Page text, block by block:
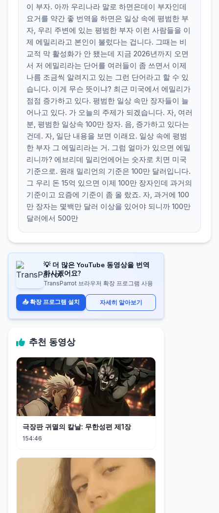
이 부자. 아까 우리나라 말로 하면은데이 부자인데
요거를 약간 좋 번역을 하면은 일상 속에 평범한 부
자, 우리 주변에 있는 평범한 부자 이런 사람들을 이
제 에밀리라고 본인이 불렀다는 겁니다. 그때는 비
교적 막 활성화가 안 됐는데 지금 2026년까지 오면
서 저 에밀리라는 단어를 여러들이 좀 쓰면서 이제
나름 조금씩 알려지고 있는 그런 단어라고 할 수 있
습니다. 이게 무슨 뜻이냐? 최근 미국에서 에밀리가
점점 증가하고 있다. 평범한 일상 속만 장자들이 늘
어나고 있다. 가 오늘의 주제가 되겠습니다. 자, 여러
분, 평범한 일상속 100만 장자. 음, 증가하고 있다는
건데. 자, 일단 내용을 보면 이래요. 일상 속에 평범
한 부자 그 에밀리라는 거. 그럼 얼마가 있으면 에밀
리니까? 에브리데 밀리언에어는 숫자로 치면 미국
기준으로. 원래 밀리언의 기준은 100만 달러입니다.
그 우리 돈 15억 있으면 이제 100만 장자인데 과거의
기준이고 요즘에 기준이 좀 올 랐죠. 자, 과거에 100
만 장자는 몇백만 달러 이상을 있어야 되니까 100만
달러에서 500만
💡 더 많은 YouTube 동영상을 번역
하시겠어요?
TransParrot 브라우저 확장 프로그램 사용
📥 확장 프로그램 설치 자세히 알아보기
추천 동영상
극장판 귀멸의 칼날: 무한성편 제1장
154:46